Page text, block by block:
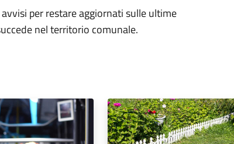
per restare aggiornati sulle ultime
nel territorio comunale.